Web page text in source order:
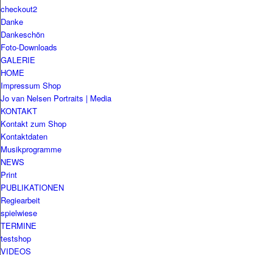
checkout2
Danke
Dankeschön
Foto-Downloads
GALERIE
HOME
Impressum Shop
Jo van Nelsen Portraits | Media
KONTAKT
Kontakt zum Shop
Kontaktdaten
Musikprogramme
NEWS
Print
PUBLIKATIONEN
Regiearbeit
spielwiese
TERMINE
testshop
VIDEOS